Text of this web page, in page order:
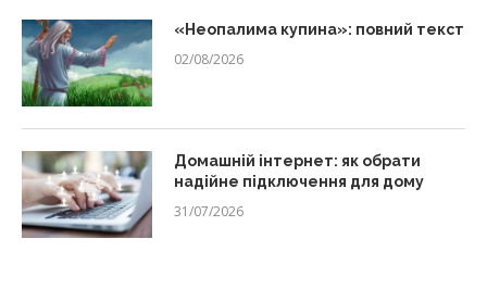
«Неопалима купина»: повний текст
02/08/2026
Домашній інтернет: як обрати
надійне підключення для дому
31/07/2026